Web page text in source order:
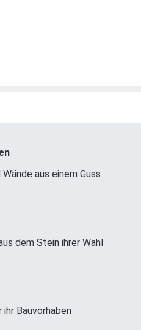
aus einem Guss
dem Stein ihrer Wahl
ihr Bauvorhaben